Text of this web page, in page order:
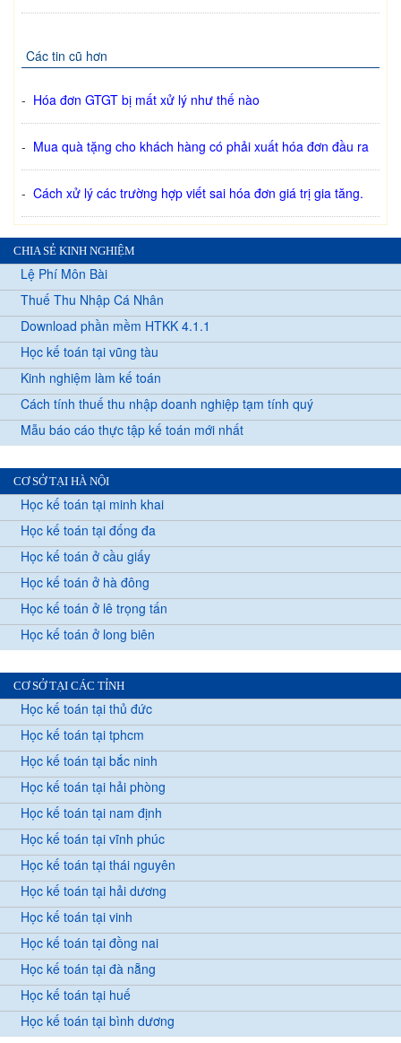
Các tin cũ hơn
- Hóa đơn GTGT bị mất xử lý như thế nào
- Mua quà tặng cho khách hàng có phải xuất hóa đơn đầu ra
- Cách xử lý các trường hợp viết sai hóa đơn giá trị gia tăng.
CHIA SẺ KINH NGHIỆM
Lệ Phí Môn Bài
Thuế Thu Nhập Cá Nhân
Download phần mềm HTKK 4.1.1
Học kế toán tại vũng tàu
Kinh nghiệm làm kế toán
Cách tính thuế thu nhập doanh nghiệp tạm tính quý
Mẫu báo cáo thực tập kế toán mới nhất
CƠ SỞ TẠI HÀ NỘI
Học kế toán tại minh khai
Học kế toán tại đống đa
Học kế toán ở cầu giấy
Học kế toán ở hà đông
Học kế toán ở lê trọng tấn
Học kế toán ở long biên
CƠ SỞ TẠI CÁC TỈNH
Học kế toán tại thủ đức
Học kế toán tại tphcm
Học kế toán tại bắc ninh
Học kế toán tại hải phòng
Học kế toán tại nam định
Học kế toán tại vĩnh phúc
Học kế toán tại thái nguyên
Học kế toán tại hải dương
Học kế toán tại vinh
Học kế toán tại đồng nai
Học kế toán tại đà nẵng
Học kế toán tại huế
Học kế toán tại bình dương